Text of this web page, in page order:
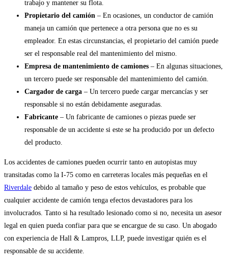
trabajo y mantener su flota.
Propietario del camión – En ocasiones, un conductor de camión
maneja un camión que pertenece a otra persona que no es su
empleador. En estas circunstancias, el propietario del camión puede
ser el responsable real del mantenimiento del mismo.
Empresa de mantenimiento de camiones – En algunas situaciones,
un tercero puede ser responsable del mantenimiento del camión.
Cargador de carga – Un tercero puede cargar mercancías y ser
responsable si no están debidamente aseguradas.
Fabricante – Un fabricante de camiones o piezas puede ser
responsable de un accidente si este se ha producido por un defecto
del producto.
Los accidentes de camiones pueden ocurrir tanto en autopistas muy
transitadas como la I-75 como en carreteras locales más pequeñas en el
Riverdale debido al tamaño y peso de estos vehículos, es probable que
cualquier accidente de camión tenga efectos devastadores para los
involucrados. Tanto si ha resultado lesionado como si no, necesita un asesor
legal en quien pueda confiar para que se encargue de su caso. Un abogado
con experiencia de Hall & Lampros, LLP, puede investigar quién es el
responsable de su accidente.